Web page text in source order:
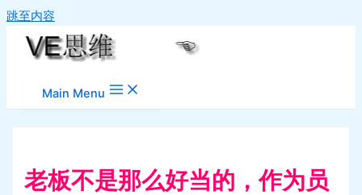
跳至内容
Main Menu
老板不是那么好当的，作为员